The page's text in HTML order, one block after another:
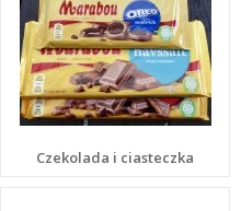
Czekolada i ciasteczka